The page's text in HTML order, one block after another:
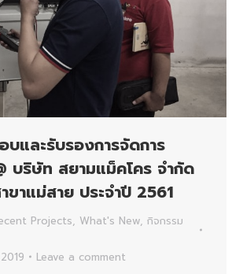
บและรับรองการจัดการ
บริษัท สยามแม็คโคร จำกัด
ขาแม่สาย ประจำปี 2561
Projects, What's New, กิจกรรม
Leave a comment